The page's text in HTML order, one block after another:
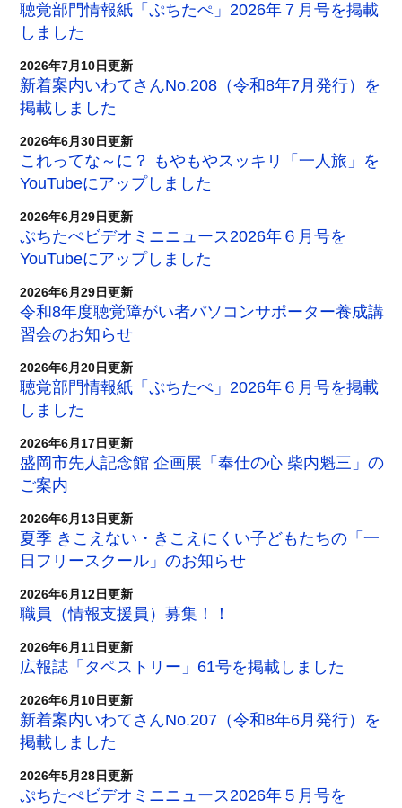
聴覚部門情報紙「ぷちたぺ」2026年７月号を掲載
しました
2026年7月10日更新
新着案内いわてさんNo.208（令和8年7月発行）を
掲載しました
2026年6月30日更新
これってな～に？ もやもやスッキリ「一人旅」を
YouTubeにアップしました
2026年6月29日更新
ぷちたぺビデオミニニュース2026年６月号を
YouTubeにアップしました
2026年6月29日更新
令和8年度聴覚障がい者パソコンサポーター養成講
習会のお知らせ
2026年6月20日更新
聴覚部門情報紙「ぷちたぺ」2026年６月号を掲載
しました
2026年6月17日更新
盛岡市先人記念館 企画展「奉仕の心 柴内魁三」の
ご案内
2026年6月13日更新
夏季 きこえない・きこえにくい子どもたちの「一
日フリースクール」のお知らせ
2026年6月12日更新
職員（情報支援員）募集！！
2026年6月11日更新
広報誌「タペストリー」61号を掲載しました
2026年6月10日更新
新着案内いわてさんNo.207（令和8年6月発行）を
掲載しました
2026年5月28日更新
ぷちたぺビデオミニニュース2026年５月号を